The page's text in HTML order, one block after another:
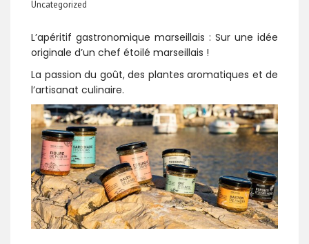
Uncategorized
L’apéritif gastronomique marseillais : Sur une idée
originale d’un chef étoilé marseillais !
La passion du goût, des plantes aromatiques et de
l’artisanat culinaire.